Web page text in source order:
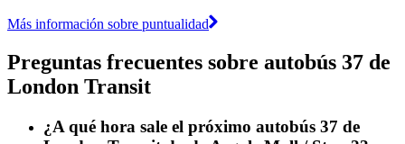
Más información sobre puntualidad
Preguntas frecuentes sobre autobús 37 de
London Transit
¿A qué hora sale el próximo autobús 37 de